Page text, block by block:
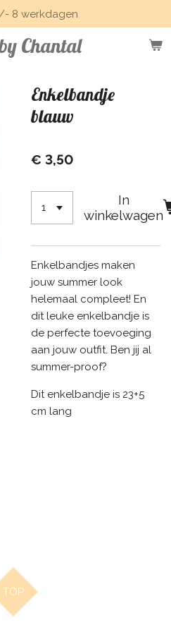
Chantal
8 werkdagen
Enkelbandje
blauw
€ 3,50
In
winkelwagen
Enkelbandjes maken
jouw summer look
helemaal compleet! En
dit leuke enkelbandje is
de perfecte toevoeging
aan jouw outfit. Ben jij al
summer-proof?
Dit enkelbandje is 23+5
cm lang
TOP